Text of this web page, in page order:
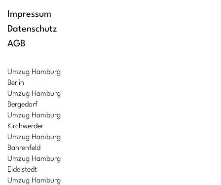
Impressum
Datenschutz
AGB
Umzug Hamburg
Berlin
Umzug Hamburg
Bergedorf
Umzug Hamburg
Kirchwerder
Umzug Hamburg
Bahrenfeld
Umzug Hamburg
Eidelstedt
Umzug Hamburg